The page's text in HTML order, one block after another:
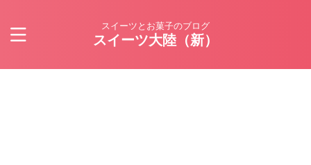
スイーツとお菓子のブログ
スイーツ大陸（新）